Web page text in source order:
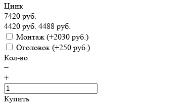
Цинк
7420 руб.
4420 руб. 4488 руб.
Монтаж (+2030 руб.)
Оголовок (+250 руб.)
Кол-во:
−
+
Купить